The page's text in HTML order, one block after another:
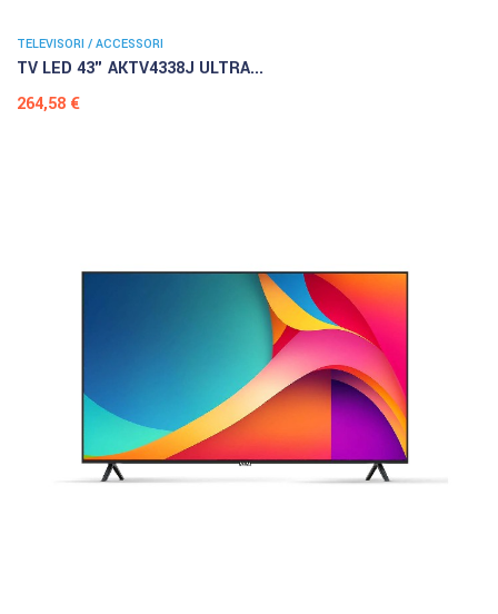
TELEVISORI / ACCESSORI
TV LED 43" AKTV4338J ULTRA...
Prezzo
264,58 €